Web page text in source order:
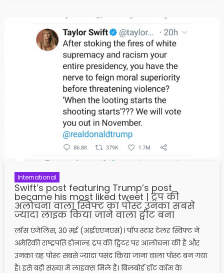
International
Swift’s post featuring Trump’s post
became his most liked tweet | ट्रंप की
अलोचना वाला स्विफ्ट का पोस्ट उनका सबसे
ज्यादा लाइक किया जाने वाला ट्वीट बना
लॉस एंजेलिस, 30 मई (आईएएनएस)। पॉप स्टार टेलर स्विफ्ट ने
अमेरिकी राष्ट्रपति डोनाल्ड ट्रंप की ट्विटर पर आलोचना की है और
उनका यह पोस्ट सबसे ज्यादा पसंद किया जाना वाला पोस्ट बन गया
है। इसे बड़ी संख्या में लाइक्स मिले हैं। बिलबोर्ड डॉट कॉम के